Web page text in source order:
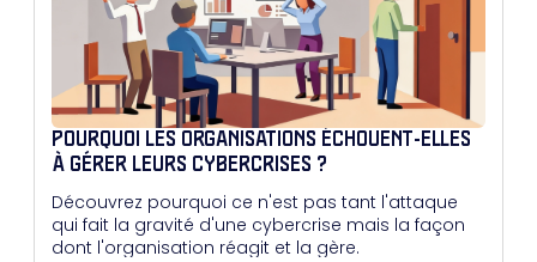
POURQUOI LES ORGANISATIONS ÉCHOUENT-ELLES
À GÉRER LEURS CYBERCRISES ?
Découvrez pourquoi ce n'est pas tant l'attaque
qui fait la gravité d'une cybercrise mais la façon
dont l'organisation réagit et la gère.